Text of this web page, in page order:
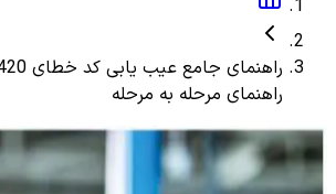
راهنمای مرحله به مرحله